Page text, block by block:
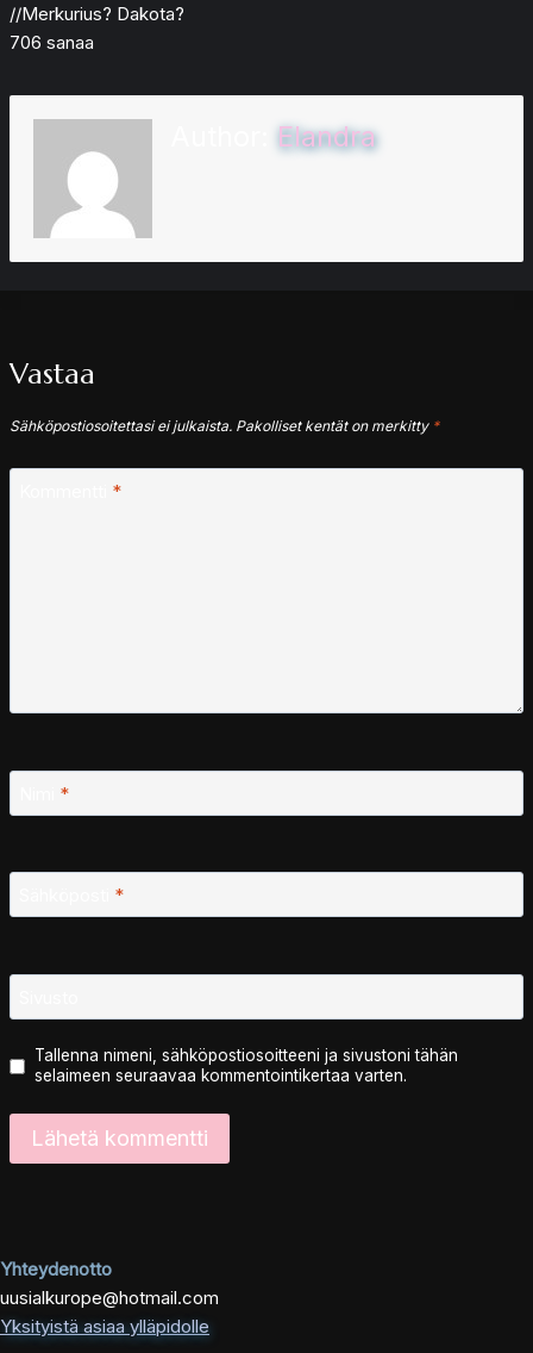
//Merkurius? Dakota?
706 sanaa
Elandra
Vastaa
Sähköpostiosoitettasi ei julkaista. Pakolliset kentät on merkitty *
*
*
*
Tallenna nimeni, sähköpostiosoitteeni ja sivustoni tähän
selaimeen seuraavaa kommentointikertaa varten.
Yhteydenotto
uusialkurope@hotmail.com
Yksityistä asiaa ylläpidolle